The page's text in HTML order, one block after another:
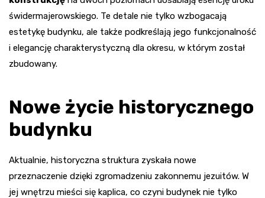
świdermajerowskiego. Te detale nie tylko wzbogacają
estetykę budynku, ale także podkreślają jego funkcjonalność
i elegancję charakterystyczną dla okresu, w którym został
zbudowany.
Nowe życie historycznego
budynku
Aktualnie, historyczna struktura zyskała nowe
przeznaczenie dzięki zgromadzeniu zakonnemu jezuitów. W
jej wnętrzu mieści się kaplica, co czyni budynek nie tylko